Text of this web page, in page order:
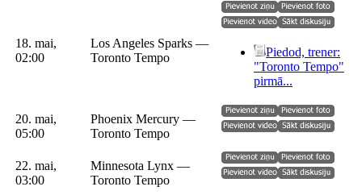
18. mai,
02:00
Los Angeles Sparks —
Toronto Tempo
Piedod, trener:
"Toronto Tempo"
pirmā...
20. mai,
05:00
Phoenix Mercury —
Toronto Tempo
22. mai,
03:00
Minnesota Lynx —
Toronto Tempo